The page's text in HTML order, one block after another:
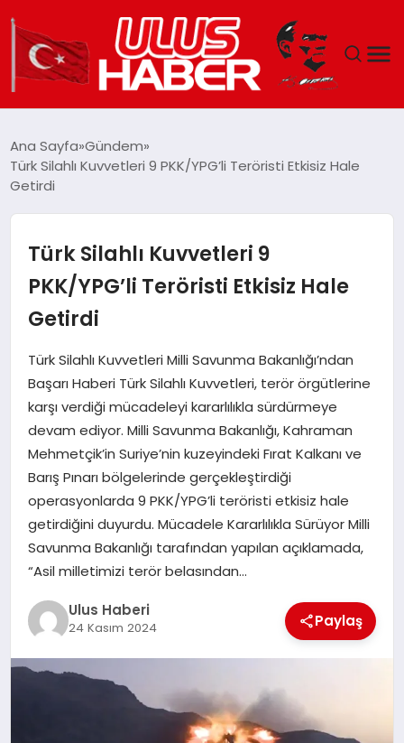
DÜNYA
SIYASET
TEKNOLOJI
EĞITIM
MAGAZIN
SPOR
YAŞAM
Ana Sayfa Gündem
Türk Silahlı Kuvvetleri 9 PKK/YPG’li Teröristi Etkisiz Hale
Getirdi
Türk Silahlı Kuvvetleri 9
PKK/YPG’li Teröristi Etkisiz Hale
Getirdi
Türk Silahlı Kuvvetleri Milli Savunma Bakanlığı’ndan
Başarı Haberi Türk Silahlı Kuvvetleri, terör örgütlerine
karşı verdiği mücadeleyi kararlılıkla sürdürmeye
devam ediyor. Milli Savunma Bakanlığı, Kahraman
Mehmetçik’in Suriye’nin kuzeyindeki Fırat Kalkanı ve
Barış Pınarı bölgelerinde gerçekleştirdiği
operasyonlarda 9 PKK/YPG’li teröristi etkisiz hale
getirdiğini duyurdu. Mücadele Kararlılıkla Sürüyor Milli
Savunma Bakanlığı tarafından yapılan açıklamada,
“Asil milletimizi terör belasından…
Ulus Haberi
24 Kasım 2024 Paylaş